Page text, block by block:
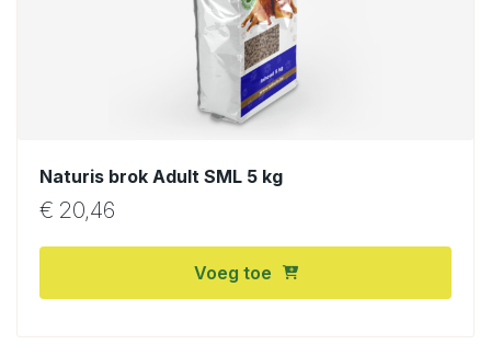
Naturis brok Adult SML 5 kg
€ 20,46
Voeg toe